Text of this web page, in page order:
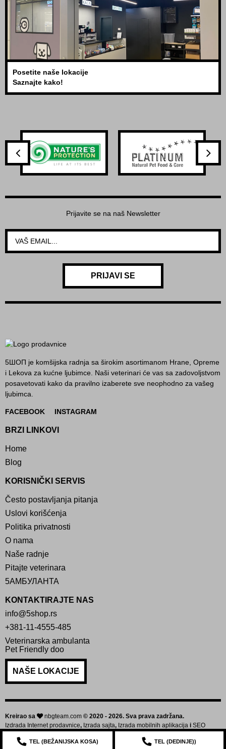
Posetite naše lokacije
Saznajte kako!
Prijavite se na naš Newsletter
PRIJAVI SE
5ШОП je komšijska radnja sa širokim asortimanom Hrane, Opreme
i Lekova za kućne ljubimce. Naši veterinari će vas sa zadovoljstvom
posavetovati kako da pravilno izaberete sve neophodno za vašeg
ljubimca.
FACEBOOK INSTAGRAM
BRZI LINKOVI
Home
Blog
KORISNIČKI SERVIS
Često postavljanja pitanja
Uslovi korišćenja
Politika privatnosti
O nama
Naše radnje
Pitajte veterinara
5АМБУЛАНТА
KONTAKTIRAJTE NAS
info@5shop.rs
+381-11-4555-485
Veterinarska ambulanta
Pet Friendly doo
NAŠE LOKACIJE
Kreirao sa nbgteam.com © 2020 - 2026. Sva prava zadržana.
Izdrada Internet prodavnice, Izrada sajta, Izrada mobilnih aplikacija i SEO
TEL (BEŽANIJSKA KOSA) TEL (DEDINJE))